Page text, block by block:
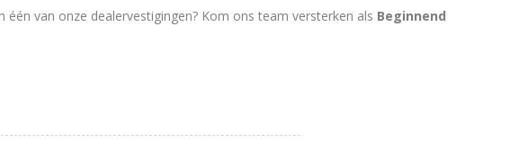
één van onze dealervestigingen? Kom ons team versterken als Beginnend